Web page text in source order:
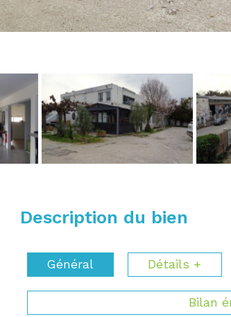
Description du bien
Général Détails +
Bilan